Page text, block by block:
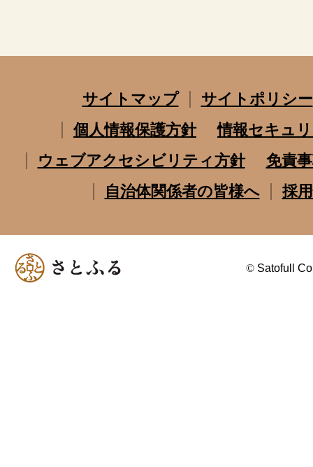
サイトマップ
サイトポリシー
個人情報保護方針
情報セキュ
ウェブアクセシビリティ方針
免責
自治体関係者の皆様へ
採
© Satofull